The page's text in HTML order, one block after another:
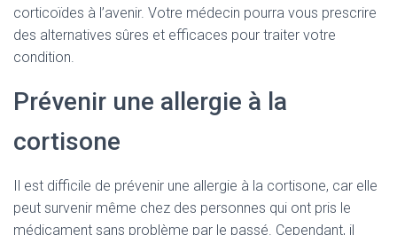
corticoïdes à l’avenir. Votre médecin pourra vous prescrire
des alternatives sûres et efficaces pour traiter votre
condition.
Prévenir une allergie à la
cortisone
Il est difficile de prévenir une allergie à la cortisone, car elle
peut survenir même chez des personnes qui ont pris le
médicament sans problème par le passé. Cependant, il